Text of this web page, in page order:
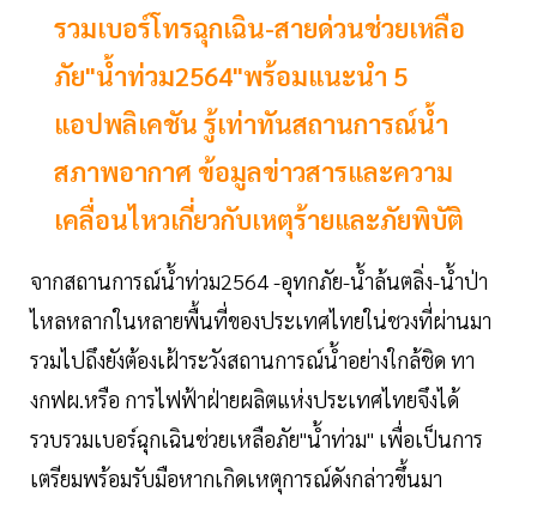
รวมเบอร์โทรฉุกเฉิน-สายด่วนช่วยเหลือ
ภัย"น้ำท่วม2564"พร้อมแนะนำ 5
แอปพลิเคชัน รู้เท่าทันสถานการณ์น้ำ
สภาพอากาศ ข้อมูลข่าวสารและความ
เคลื่อนไหวเกี่ยวกับเหตุร้ายและภัยพิบัติ
จากสถานการณ์น้ำท่วม2564 -อุทกภัย-น้ำล้นตลิ่ง-น้ำป่า
ไหลหลากในหลายพื้นที่ของประเทศไทยใน่ชวงที่ผ่านมา
รวมไปถึงยังต้องเฝ้าระวังสถานการณ์น้ำอย่างใกล้ชิด ทา
งกฟผ.หรือ การไฟฟ้าฝ่ายผลิตแห่งประเทศไทยจึงได้
รวบรวมเบอร์ฉุกเฉินช่วยเหลือภัย"น้ำท่วม" เพื่อเป็นการ
เตรียมพร้อมรับมือหากเกิดเหตุการณ์ดังกล่าวขึ้นมา